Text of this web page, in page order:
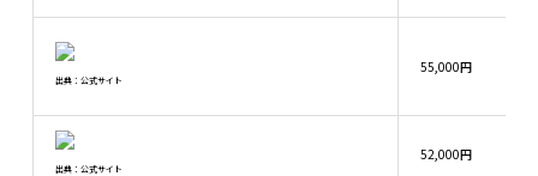
出典：公式サイト
55,000円
出典：公式サイト
52,000円